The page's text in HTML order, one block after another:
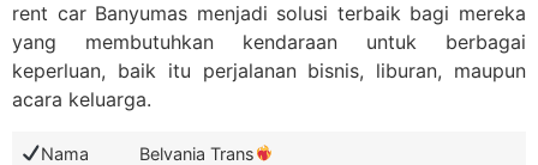
rent car Banyumas menjadi solusi terbaik bagi mereka
yang membutuhkan kendaraan untuk berbagai
keperluan, baik itu perjalanan bisnis, liburan, maupun
acara keluarga.
Nama
Belvania Trans